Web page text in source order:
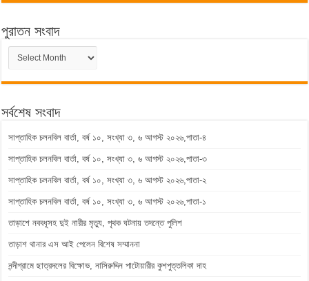
পুরাতন সংবাদ
পুরাতন
সংবাদ
সর্বশেষ সংবাদ
সাপ্তাহিক চলনবিল বার্তা, বর্ষ ১০, সংখ্যা ৩, ৬ আগস্ট ২০২৬,পাতা-৪
সাপ্তাহিক চলনবিল বার্তা, বর্ষ ১০, সংখ্যা ৩, ৬ আগস্ট ২০২৬,পাতা-৩
সাপ্তাহিক চলনবিল বার্তা, বর্ষ ১০, সংখ্যা ৩, ৬ আগস্ট ২০২৬,পাতা-২
সাপ্তাহিক চলনবিল বার্তা, বর্ষ ১০, সংখ্যা ৩, ৬ আগস্ট ২০২৬,পাতা-১
তাড়াশে নববধূসহ দুই নারীর মৃত্যু, পৃথক ঘটনায় তদন্তে পুলিশ
তাড়াশ থানার এস আই পেলেন বিশেষ সম্মাননা
নন্দীগ্রামে ছাত্রদলের বিক্ষোভ, নাসিরুদ্দিন পাটোয়ারীর কুশপুত্তলিকা দাহ